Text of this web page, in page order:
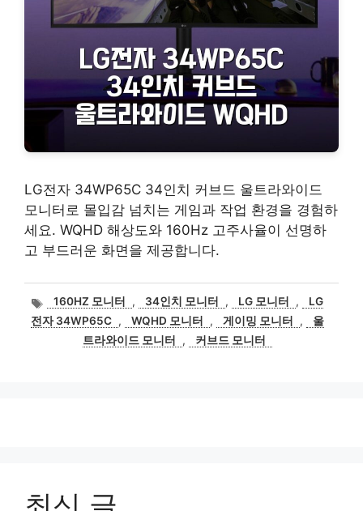
LG전자 34WP65C 34인치 커브드 울트라와이드
모니터로 몰입감 넘치는 게임과 작업 환경을 경험하
세요. WQHD 해상도와 160Hz 고주사율이 선명하
고 부드러운 화면을 제공합니다.
태
그
160HZ 모니터 , 34인치 모니터 , LG 모니터 ,
LG
전자 34WP65C , WQHD 모니터 , 게이밍 모니터 ,
울
트라와이드 모니터
, 커브드 모니터